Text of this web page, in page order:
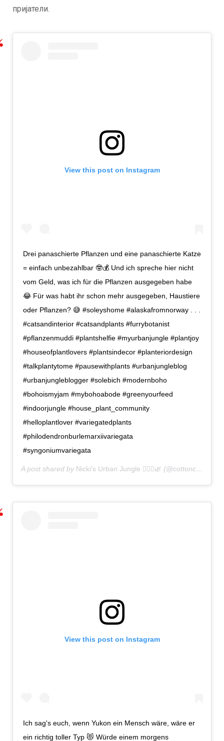
пријатели.
View this post on Instagram
Drei panaschierte Pflanzen und eine panaschierte Katze
= einfach unbezahlbar 🤓💰 Und ich spreche hier nicht
vom Geld, was ich für die Pflanzen ausgegeben habe
😂 Für was habt ihr schon mehr ausgegeben, Haustiere
oder Pflanzen? 😅 #soleyshome #alaskafromnorway . . .
#catsandinterior #catsandplants #furrybotanist
#pflanzenmuddi #plantshelfie #myurbanjungle #plantjoy
#houseofplantlovers #plantsindecor #planteriordesign
#talkplantytome #pausewithplants #urbanjungleblog
#urbanjungleblogger #solebich #modernboho
#bohoismyjam #mybohoabode #greenyourfeed
#indoorjungle #house_plant_community
#helloplantlover #variegatedplants
#philodendronburlemarxiivariegata
#syngoniumvariegata
A post shared by Nicki's Urban Jungle 💁🏻‍♀️🌿 (@cottoncandystories) on
View this post on Instagram
Ich sag's euch, wenn Yukon ein Mensch wäre, wäre er
ein richtig toller Typ 😻 Würde einem morgens